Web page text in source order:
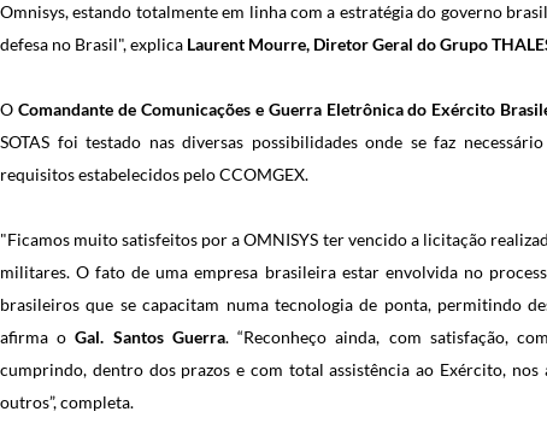
Omnisys, estando totalmente em linha com a estratégia do governo
defesa no Brasil", explica Laurent Mourre, Diretor Geral do Grupo
O Comandante de Comunicações e Guerra Eletrônica do Exército
SOTAS foi testado nas diversas possibilidades onde se faz
requisitos estabelecidos pelo CCOMGEX.
"Ficamos muito satisfeitos por a OMNISYS ter vencido a licitação
militares. O fato de uma empresa brasileira estar envolvida no
brasileiros que se capacitam numa tecnologia de ponta, permitindo
afirma o Gal. Santos Guerra. “Reconheço ainda, com satisfação,
cumprindo, dentro dos prazos e com total assistência ao Exército, nos
outros”, completa.